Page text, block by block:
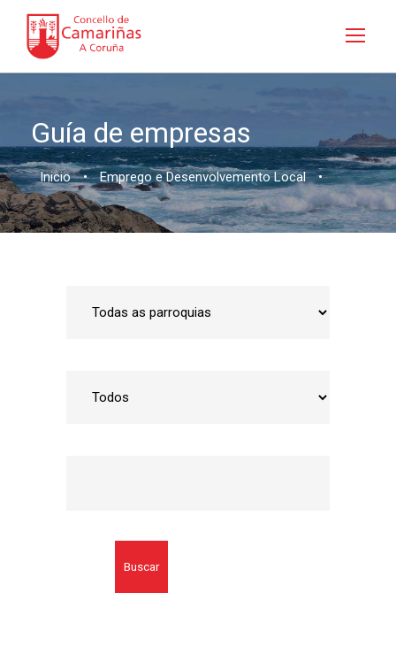
Guía de empresas
Inicio • Emprego e Desenvolvemento Local •
Buscar